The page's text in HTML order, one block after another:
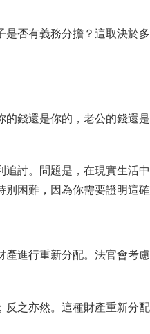
否有義務分擔？這取決於
錢還是你的，老公的錢還
討。問題是，在現實生活
困難，因為你需要證明這
進行重新分配。法官會考
之亦然。這種財產重新分